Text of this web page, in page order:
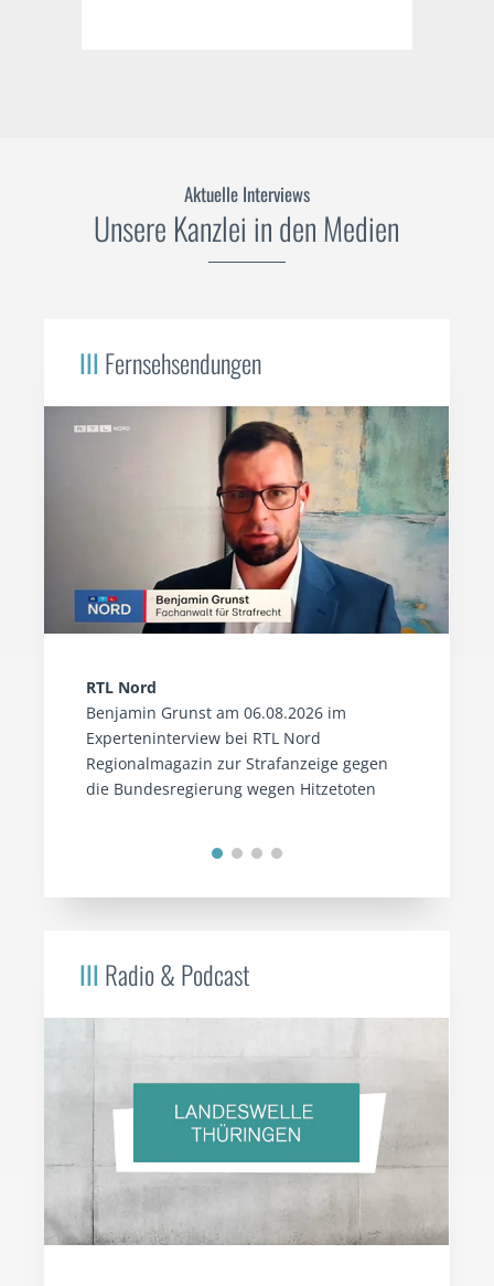
Aktuelle Interviews
Unsere Kanzlei in den Medien
III Fernsehsendungen
RTL Nord
Benjamin Grunst am 06.08.2026 im
Experteninterview bei RTL Nord
Regionalmagazin zur Strafanzeige gegen
die Bundesregierung wegen Hitzetoten
III Radio & Podcast